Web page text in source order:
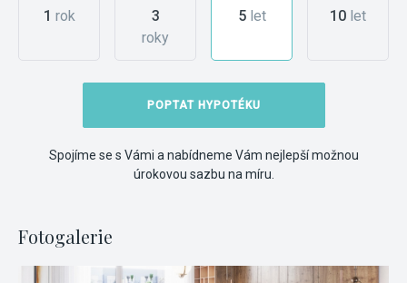
1 rok
3
roky
5let 10 let
POPTAT HYPOTÉKU
Spojíme se s Vámi a nabídneme Vám nejlepší možnou
úrokovou sazbu na míru.
Fotogalerie